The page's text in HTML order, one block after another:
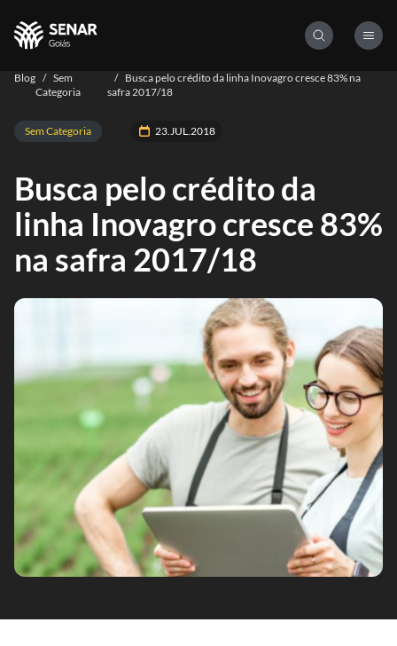
Blog / Sem
Categoria
/ Busca pelo crédito da linha Inovagro cresce 83% na
safra 2017/18
Sem Categoria 23.JUL.2018
Busca pelo crédito da
linha Inovagro cresce 83%
na safra 2017/18